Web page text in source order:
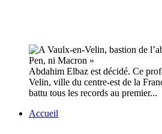
Abdahim Elbaz est décidé. Ce
Velin, ville du centre-est de la
battu tous les records au premier...
Accueil